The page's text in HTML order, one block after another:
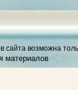
возможна
материалов